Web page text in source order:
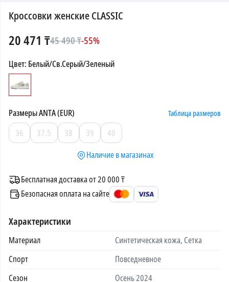
Кроссовки женские CLASSIC
20 471 ₸45 490₸-55%
Цвет: Белый/Св.Серый/Зеленый
РазмерыANTA (EUR) Таблица размеров
36 37.5 38 39
40
Наличие в магазинах
Бесплатная доставка от 20 000 ₸
Безопасная оплата на сайте
Характеристики
Материал
Синтетическая кожа, Сетка
Спорт
Повседневное
Сезон
Осень 2024